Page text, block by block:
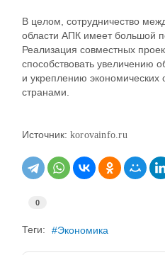
В целом, сотрудничество
области АПК имеет большой
Реализация совместных
способствовать увеличению
и укреплению
странами.
Источник: korovainfo.ru
0
Теги: Экономика